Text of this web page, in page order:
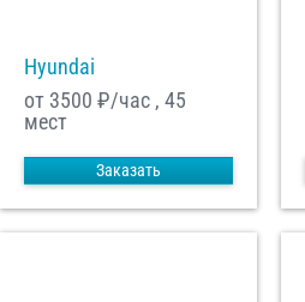
Hyundai
от 3500 ₽/час , 45
мест
Заказать